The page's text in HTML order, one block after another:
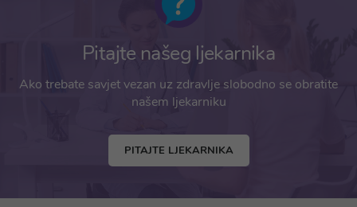
Pitajte našeg ljekarnika
Ako trebate savjet vezan uz zdravlje slobodno se obratite
našem ljekarniku
PITAJTE LJEKARNIKA